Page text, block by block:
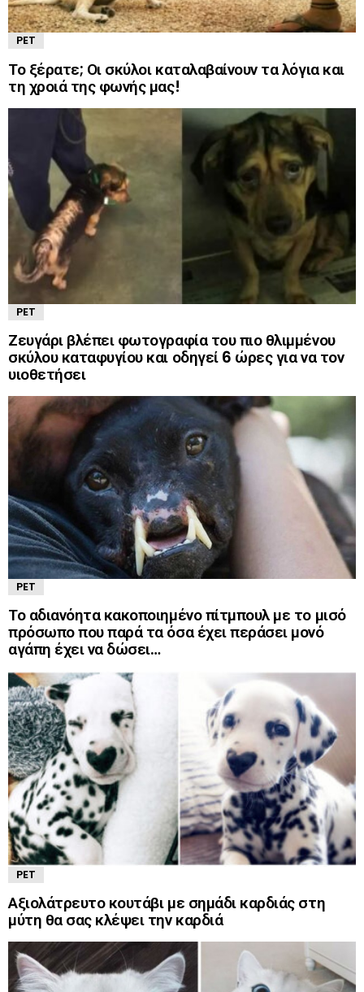
PET
Το ξέρατε; Οι σκύλοι καταλαβαίνουν τα λόγια και
τη χροιά της φωνής μας!
PET
Ζευγάρι βλέπει φωτογραφία του πιο θλιμμένου
σκύλου καταφυγίου και οδηγεί 6 ώρες για να τον
υιοθετήσει
PET
Το αδιανόητα κακοποιημένο πίτμπουλ με το μισό
πρόσωπο που παρά τα όσα έχει περάσει μονό
αγάπη έχει να δώσει…
PET
Αξιολάτρευτο κουτάβι με σημάδι καρδιάς στη
μύτη θα σας κλέψει την καρδιά